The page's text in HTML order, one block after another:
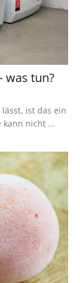
was tun?
ist das ein
kann nicht ...